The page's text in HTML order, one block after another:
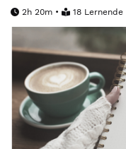
2h 20m • 18 Lernende